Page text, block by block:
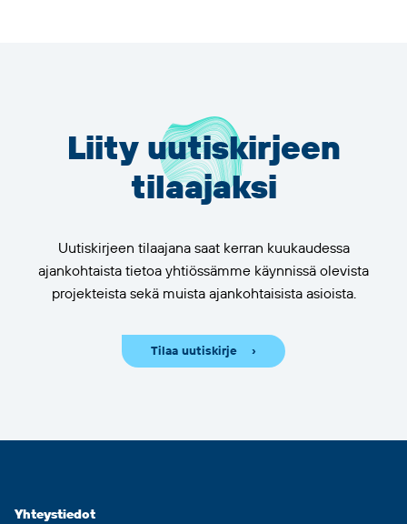
Liity uutiskirjeen
tilaajaksi
Uutiskirjeen tilaajana saat kerran kuukaudessa
ajankohtaista tietoa yhtiössämme käynnissä olevista
projekteista sekä muista ajankohtaisista asioista.
Tilaa uutiskirje
Yhteystiedot